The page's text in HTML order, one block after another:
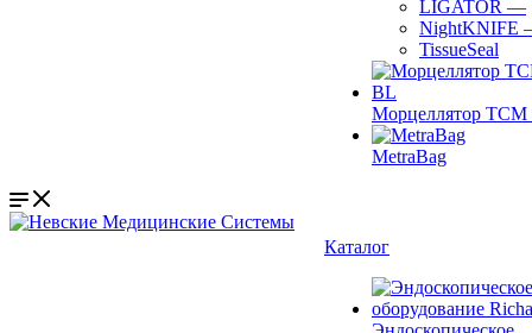
LIGATOR —
NightKNIFE
TissueSeal
Морцеллятор ТСМ
MetraBag
Каталог